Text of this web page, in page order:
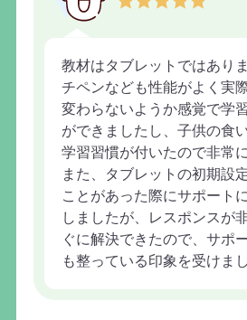
教材はタブレットではあり
チペンなども性能がよく実
変わらないようか感覚で学
ができましたし、子供の食
学習習慣が付いたので非常
また、タブレットの初期設
ことがあった際にサポート
しましたが、レスポンスが
ぐに解決できたので、サポ
も整っている印象を受けまし